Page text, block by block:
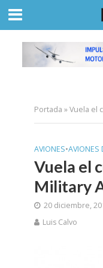
Portada »Vuela el
AVIONES•AVIONES
Vuela el
Military
20 diciembre,
Luis Calvo